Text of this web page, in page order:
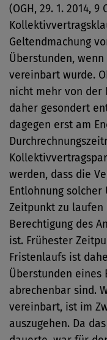
(OGH, 29. 1. 2014,
Geltendmachung
Überstunden,
vereinbart wurde.
nicht mehr von der
daher gesondert
dagegen erst am
werden, dass die
Entlohnung
Zeitpunkt zu
Berechtigung des
ist. Frühester
Fristenlaufs ist
Überstunden eines
abrechenbar sind.
vereinbart, ist im
auszugehen. Da